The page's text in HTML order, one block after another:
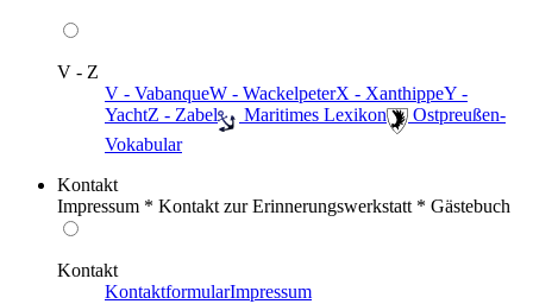
V - Z
V - VabanqueW - WackelpeterX - XanthippeY -
YachtZ - Zabel ️ Maritimes Lexikon
️ Ostpreußen-
Vokabular
Kontakt
Impressum * Kontakt zur Erinnerungswerkstatt * Gästebuch
Kontakt
KontaktformularImpressum